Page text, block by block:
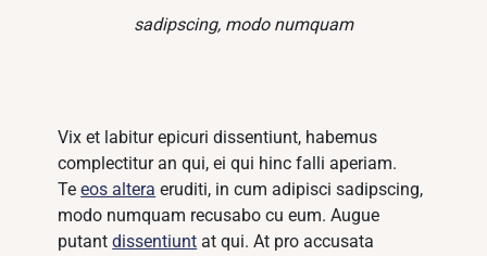
sadipscing, modo numquam
Vix et labitur epicuri dissentiunt, habemus
complectitur an qui, ei qui hinc falli aperiam.
Teeos altera eruditi, in cum adipisci sadipscing,
modo numquam recusabo cu eum. Augue
putantdissentiunt at qui. At pro accusata